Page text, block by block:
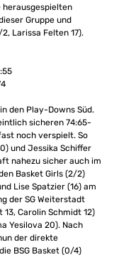
herausgespielten
Gruppe und
Larissa Felten 17).
den Play-Downs Süd.
sicheren 74:65-
noch verspielt. So
und Jessika Schiffer
nahezu sicher auch im
Basket Girls (2/2)
Lise Spatzier (16) am
der SG Weiterstadt
13, Carolin Schmidt 12)
Yesilova 20). Nach
der direkte
BSG Basket (0/4)